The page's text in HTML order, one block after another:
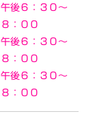
午後６：３０～
８：００
午後６：３０～
８：００
午後６：３０～
８：００